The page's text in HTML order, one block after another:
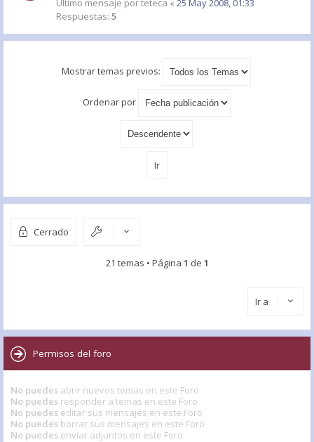
Último mensaje porteteca « 25 May 2008, 01:33
Respuestas: 5
Mostrar temas previos:
Ordenar por
Cerrado
21 temas • Página 1 de 1
Ir a
Permisos del foro
No puedes abrir nuevos temas en este Foro
No puedes responder a temas en este Foro
No puedes editar sus mensajes en este Foro
No puedes borrar sus mensajes en este Foro
No puedes enviar adjuntos en este Foro